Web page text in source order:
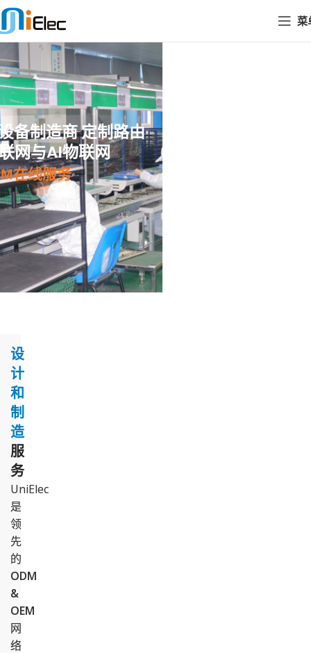
菜
备制造商 定制路由
网与AI物联网
在线服务
设
计
和
制
造
服
务
UniElec
是
领
先
的
ODM
&
OEM
网
络